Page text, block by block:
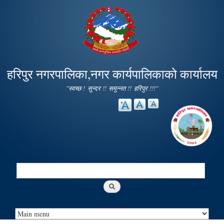
main
content
हरिपुर नगरपालिका,नगर कार्यपालिकाको कार्यालय
"स्वच्छ ! सुन्दर !! समुन्नत !! हरिपुर !!!"
Search